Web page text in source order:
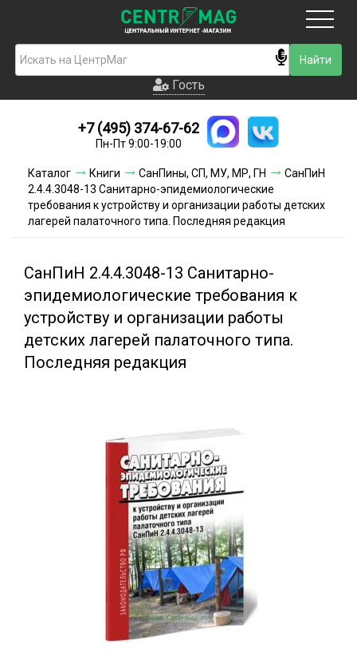
Гость
Новинки
Условия доставки
Условия оплаты
Акции и скидки
Гость
+7 (495) 374-67-62
Пн-Пт 9:00-19:00
Каталог Книги СанПины, СП, МУ, МР, ГН
СанПиН
2.4.4.3048-13 Санитарно-эпидемиологические
требования к устройству и организации работы детских
лагерей палаточного типа. Последняя редакция
СанПиН 2.4.4.3048-13 Санитарно-
эпидемиологические требования к
устройству и организации работы
детских лагерей палаточного типа.
Последняя редакция